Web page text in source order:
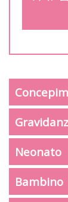
Neonato
Bambino